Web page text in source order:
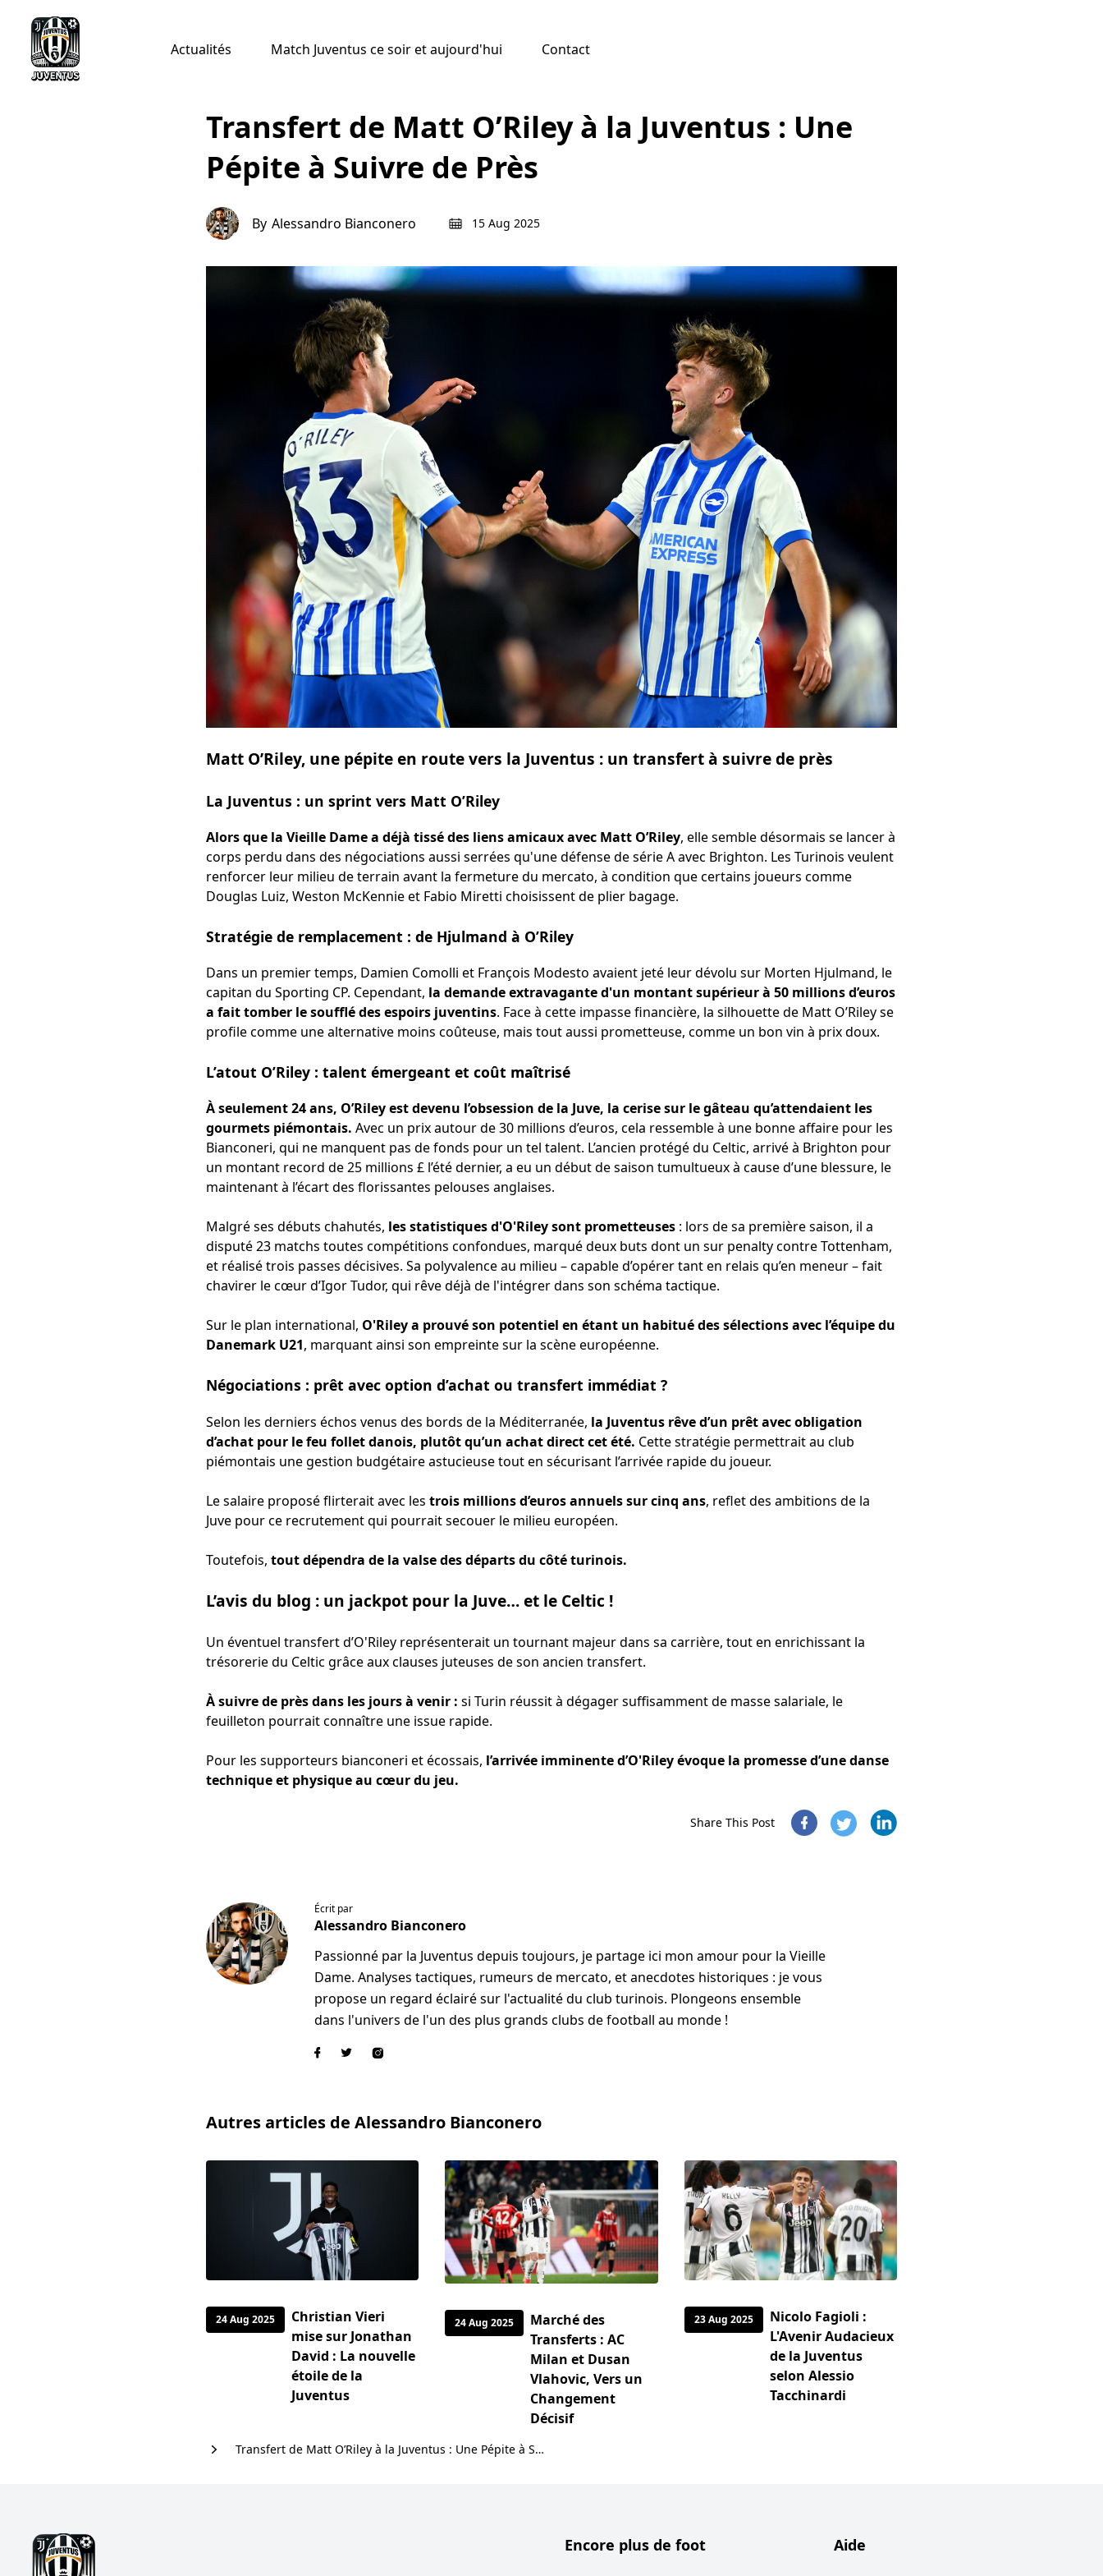
Actualités Match Juventus ce soir et aujourd'hui Contact
Transfert de Matt O’Riley à la Juventus : Une
Pépite à Suivre de Près
By Alessandro Bianconero 15 Aug 2025
Matt O’Riley, une pépite en route vers la Juventus : un transfert à suivre de près
La Juventus : un sprint vers Matt O’Riley
Alors que la Vieille Dame a déjà tissé des liens amicaux avec Matt O’Riley, elle semble désormais se lancer à
corps perdu dans des négociations aussi serrées qu'une défense de série A avec Brighton. Les Turinois veulent
renforcer leur milieu de terrain avant la fermeture du mercato, à condition que certains joueurs comme
Douglas Luiz, Weston McKennie et Fabio Miretti choisissent de plier bagage.
Stratégie de remplacement : de Hjulmand à O’Riley
Dans un premier temps, Damien Comolli et François Modesto avaient jeté leur dévolu sur Morten Hjulmand, le
capitan du Sporting CP. Cependant, la demande extravagante d'un montant supérieur à 50 millions d’euros
a fait tomber le soufflé des espoirs juventins. Face à cette impasse financière, la silhouette de Matt O’Riley se
profile comme une alternative moins coûteuse, mais tout aussi prometteuse, comme un bon vin à prix doux.
L’atout O’Riley : talent émergeant et coût maîtrisé
À seulement 24 ans, O’Riley est devenu l’obsession de la Juve, la cerise sur le gâteau qu’attendaient les
gourmets piémontais. Avec un prix autour de 30 millions d’euros, cela ressemble à une bonne affaire pour les
Bianconeri, qui ne manquent pas de fonds pour un tel talent. L’ancien protégé du Celtic, arrivé à Brighton pour
un montant record de 25 millions £ l’été dernier, a eu un début de saison tumultueux à cause d’une blessure, le
maintenant à l’écart des florissantes pelouses anglaises.
Malgré ses débuts chahutés, les statistiques d'O'Riley sont prometteuses: lors de sa première saison, il a
disputé 23 matchs toutes compétitions confondues, marqué deux buts dont un sur penalty contre Tottenham,
et réalisé trois passes décisives. Sa polyvalence au milieu – capable d’opérer tant en relais qu’en meneur – fait
chavirer le cœur d’Igor Tudor, qui rêve déjà de l'intégrer dans son schéma tactique.
Sur le plan international, O'Riley a prouvé son potentiel en étant un habitué des sélections avec l’équipe du
Danemark U21, marquant ainsi son empreinte sur la scène européenne.
Négociations : prêt avec option d’achat ou transfert immédiat ?
Selon les derniers échos venus des bords de la Méditerranée, la Juventus rêve d’un prêt avec obligation
d’achat pour le feu follet danois, plutôt qu’un achat direct cet été. Cette stratégie permettrait au club
piémontais une gestion budgétaire astucieuse tout en sécurisant l’arrivée rapide du joueur.
Le salaire proposé flirterait avec les trois millions d’euros annuels sur cinq ans, reflet des ambitions de la
Juve pour ce recrutement qui pourrait secouer le milieu européen.
Toutefois, tout dépendra de la valse des départs du côté turinois.
L’avis du blog : un jackpot pour la Juve… et le Celtic !
Un éventuel transfert d’O'Riley représenterait un tournant majeur dans sa carrière, tout en enrichissant la
trésorerie du Celtic grâce aux clauses juteuses de son ancien transfert.
À suivre de près dans les jours à venir : si Turin réussit à dégager suffisamment de masse salariale, le
feuilleton pourrait connaître une issue rapide.
Pour les supporteurs bianconeri et écossais, l’arrivée imminente d’O'Riley évoque la promesse d’une danse
technique et physique au cœur du jeu.
Share This Post
Écrit par
Alessandro Bianconero
Passionné par la Juventus depuis toujours, je partage ici mon amour pour la Vieille
Dame. Analyses tactiques, rumeurs de mercato, et anecdotes historiques : je vous
propose un regard éclairé sur l'actualité du club turinois. Plongeons ensemble
dans l'univers de l'un des plus grands clubs de football au monde !
Autres articles de Alessandro Bianconero
24 Aug 2025
Christian Vieri
mise sur Jonathan
David : La nouvelle
étoile de la
Juventus
24 Aug 2025
Marché des
Transferts : AC
Milan et Dusan
Vlahovic, Vers un
Changement
Décisif
23 Aug 2025
Nicolo Fagioli :
L'Avenir Audacieux
de la Juventus
selon Alessio
Tacchinardi
Transfert de Matt O’Riley à la Juventus : Une Pépite à Suivre de Près
Encore plus de foot Aide